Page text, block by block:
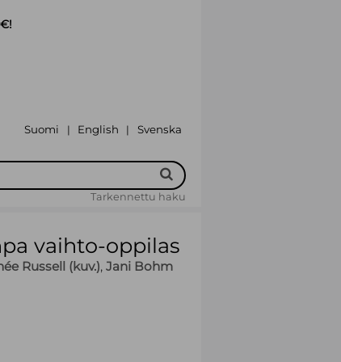
Suomi | English | Svenska
Tarkennettu haku
vaihto-oppilas
Russell (kuv.), Jani Bohm